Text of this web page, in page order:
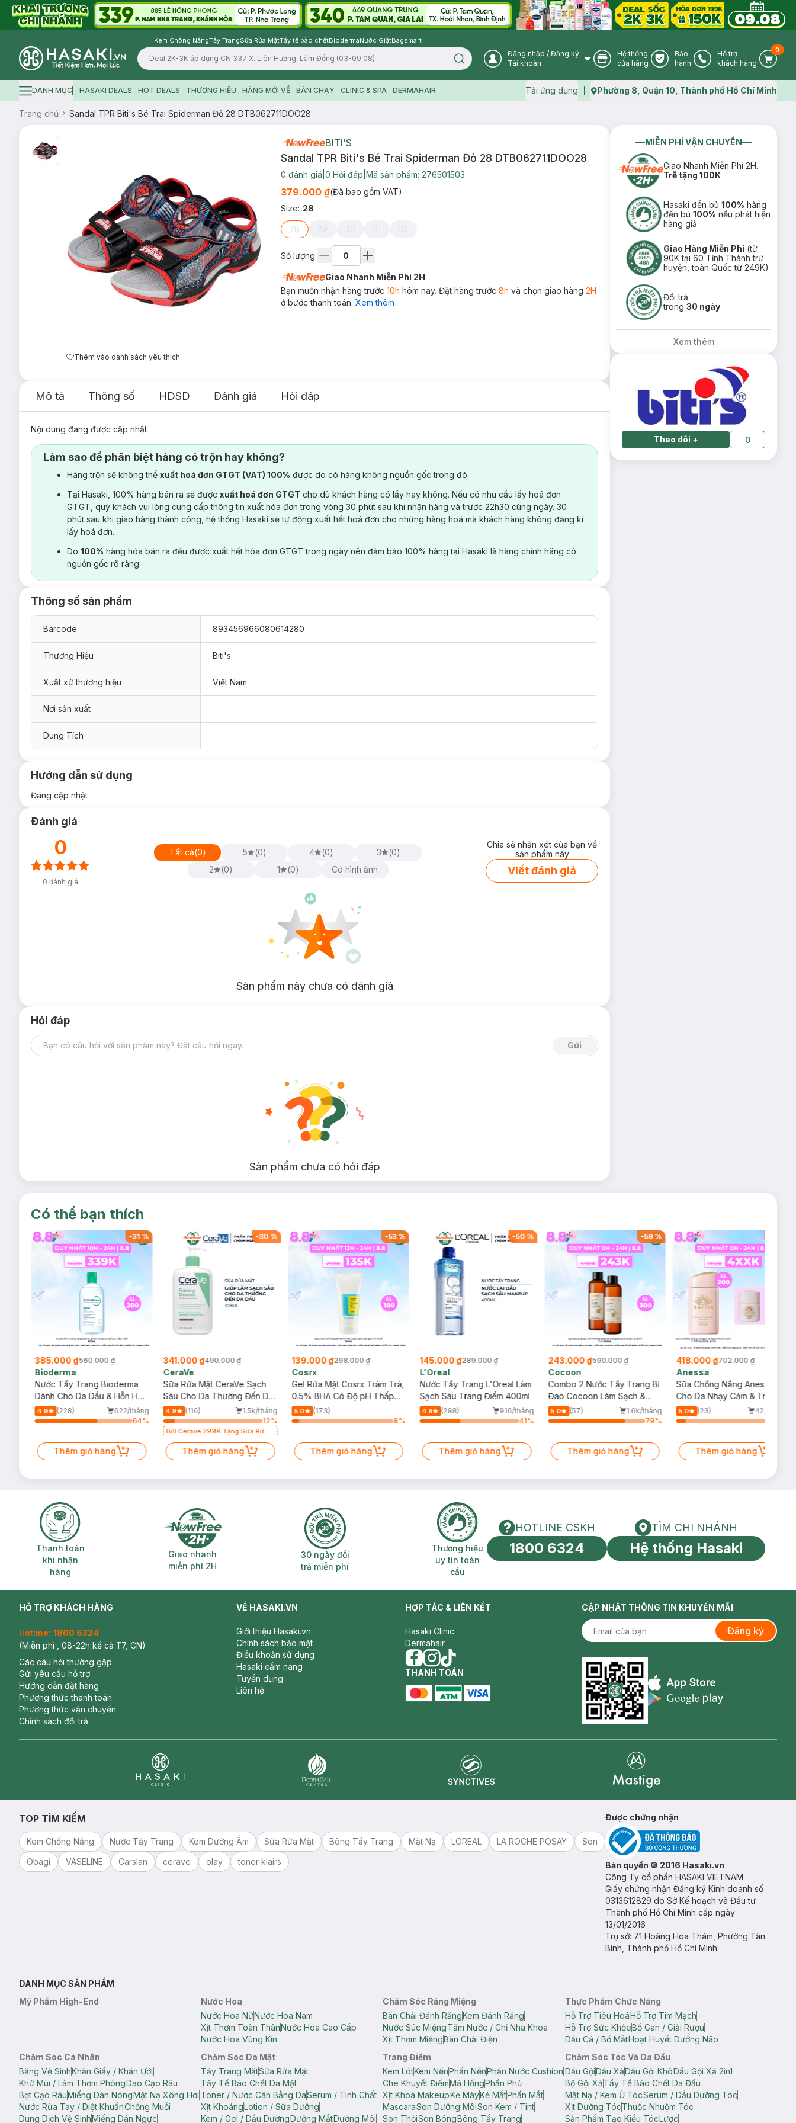
Kem Chống NắngTẩy TrangSữa Rửa MặtTẩy tế bào chếtBiodermaNước GiặtBagsmart
Logo
Search icon User Icon
Đăng nhập / Đăng ký
Tài khoản
Store Icon
Hệ thống
cửa hàng
Warranty Icon
Bảo
hành
Phone Icon
Hỗ trợ
khách hàng
Cart
0
Hamburger icon
DANH MỤC HASAKI DEALS HOT DEALS THƯƠNG HIỆU HÀNG MỚI VỀ BÁN CHẠY CLINIC & SPA DERMAHAIR Tải ứng dụng Map icon
Phường 8, Quận 10, Thành phố Hồ Chí Minh
Trang chủ Sandal TPR Biti's Bé Trai Spiderman Đỏ 28 DTB062711DOO28
Thêm vào danh sách yêu thích
BITI'S
Sandal TPR Biti's Bé Trai Spiderman Đỏ 28 DTB062711DOO28
0 đánh giá 0 Hỏi đáp Mã sản phẩm: 276501503
379.000 ₫(Đã bao gồm VAT)
Size: 28
28 29 30 31 32
Số lượng:
Giao Nhanh Miễn Phí 2H
Bạn muốn nhận hàng trước 10h hôm nay. Đặt hàng trước 8h và chọn giao hàng 2H
ở bước thanh toán. Xem thêm
Mô tả Thông số HDSD Đánh giá Hỏi đáp
Nội dung đang được cập nhật
Làm sao để phân biệt hàng có trộn hay không?
Hàng trộn sẽ không thể xuất hoá đơn GTGT (VAT) 100% được do có hàng không nguồn gốc trong đó.
Tại Hasaki, 100% hàng bán ra sẽ được xuất hoá đơn GTGT cho dù khách hàng có lấy hay không. Nếu có nhu cầu lấy hoá đơn
GTGT, quý khách vui lòng cung cấp thông tin xuất hóa đơn trong vòng 30 phút sau khi nhận hàng và trước 22h30 cùng ngày. 30
phút sau khi giao hàng thành công, hệ thống Hasaki sẽ tự động xuất hết hoá đơn cho những hàng hoá mà khách hàng không đăng kí
lấy hoá đơn.
Do 100% hàng hóa bán ra đều được xuất hết hóa đơn GTGT trong ngày nên đảm bảo 100% hàng tại Hasaki là hàng chính hãng có
nguồn gốc rõ ràng.
Thông số sản phẩm
Barcode 893456966080614280
Thương Hiệu Biti's
Xuất xứ thương hiệu Việt Nam
Nơi sản xuất
Dung Tích
Hướng dẫn sử dụng
Đang cập nhật
Đánh giá
0
0 đánh giá
Tất cả(0) 5 (0) 4 (0) 3 (0)
2
(0) 1 (0) Có hình ảnh
Chia sẻ nhận xét của bạn về
sản phẩm này
Viết đánh giá
Sản phẩm này chưa có đánh giá
Hỏi đáp
Gửi
Sản phẩm chưa có hỏi đáp
MIỄN PHÍ VẬN CHUYỂN
Giao Nhanh Miễn Phí 2H.
Trễ tặng 100K
Hasaki đền bù100% hãng
đền bù100% nếu phát hiện
hàng giả
Giao Hàng Miễn Phí (từ
90K tại 60 Tỉnh Thành trừ
huyện, toàn Quốc từ 249K)
Đổi trả
trong30 ngày
Xem thêm
Theo dõi + 0
Có thể bạn thích
-31 %
385.000 ₫560.000 ₫
Bioderma
Nước Tẩy Trang Bioderma
Dành Cho Da Dầu & Hỗn Hợp
500ml
4.9 (228)
622/tháng
64%
Thêm giỏ hàng
-30 %
341.000 ₫490.000 ₫
CeraVe
Sữa Rửa Mặt CeraVe Sạch
Sâu Cho Da Thường Đến Da
Dầu 473ml
4.9 (116)
1.5k/tháng
12%
Bill Cerave 299K Tặng Sữa Rửa
Mặt Cerave 30ml (SL có hạn)
Thêm giỏ hàng
-53%
139.000 ₫298.000 ₫
Cosrx
Gel Rửa Mặt Cosrx Tràm Trà,
0.5% BHA Có Độ pH Thấp
150ml
5.0
(173)
8%
Thêm giỏ hàng
-50 %
145.000 ₫289.000 ₫
L'Oreal
Nước Tẩy Trang L'Oreal Làm
Sạch Sâu Trang Điểm 400ml
4.8 (298)
916/tháng
41%
Thêm giỏ hàng
-59%
243.000 ₫590.000 ₫
Cocoon
Combo 2 Nước Tẩy Trang Bí
Đao Cocoon Làm Sạch &
Giảm Dầu 500ml
5.0 (57)
1.6k/tháng
79%
Thêm giỏ hàng
418.000 ₫702.000 ₫
Anessa
Sữa Chống Nắng Anessa
Cho Da Nhạy Cảm & Trẻ Em
60ml (Mới)
5.0 (23)
423/tháng
Thêm giỏ hàng
Thanh toán khi nhận hàng
Thanh toán
khi nhận
hàng
Giao nhanh miễn phí 2H
Giao nhanh
miễn phí 2H
30 ngày đổi trả miễn phí
30 ngày đổi
trả miễn phí
Thương hiệu uy tín toàn cầu
Thương hiệu
uy tín toàn
cầu
HOTLINE CSKH
HOTLINE CSKH
1800 6324
Tìm chi nhánh
TÌM CHI NHÁNH
Hệ thống Hasaki
HỖ TRỢ KHÁCH HÀNG
Hotline: 1800 6324
(Miễn phí , 08-22h kể cả T7, CN)
Các câu hỏi thường gặp
Gửi yêu cầu hỗ trợ
Hướng dẫn đặt hàng
Phương thức thanh toán
Phương thức vận chuyển
Chính sách đổi trả
VỀ HASAKI.VN
Giới thiệu Hasaki.vn
Chính sách bảo mật
Điều khoản sử dụng
Hasaki cẩm nang
Tuyển dụng
Liên hệ
HỢP TÁC & LIÊN KẾT
Hasaki Clinic
Dermahair
facebook
instagram
tiktok
THANH TOÁN
CẬP NHẬT THÔNG TIN KHUYẾN MÃI
Đăng ký
Appstore icon
TOP TÌM KIẾM
Kem Chống Nắng Nước Tẩy Trang Kem Dưỡng Ẩm Sữa Rửa Mặt Bông Tẩy Trang Mặt Nạ LOREAL LA ROCHE POSAY
Son
Obagi
VASELINE Carslan cerave olay toner klairs
Được chứng nhận
Bản quyền © 2016 Hasaki.vn
Công Ty cổ phần HASAKI VIETNAM
Giấy chứng nhận Đăng ký Kinh doanh số
0313612829 do Sở Kế hoạch và Đầu tư
Thành phố Hồ Chí Minh cấp ngày
13/01/2016
Trụ sở: 71 Hoàng Hoa Thám, Phường Tân
Bình, Thành phố Hồ Chí Minh
DANH MỤC SẢN PHẨM
Mỹ Phẩm High-End
Nước Hoa
Nước Hoa NữNước Hoa Nam
Xịt Thơm Toàn ThânNước Hoa Cao Cấp
Nước Hoa Vùng Kín
Chăm Sóc Răng Miệng
Bàn Chải Đánh RăngKem Đánh Răng
Nước Súc MiệngTăm Nước / Chỉ Nha Khoa
Xịt Thơm MiệngBàn Chải Điện
Thực Phẩm Chức Năng
Hỗ Trợ Tiêu HoáHỗ Trợ Tim Mạch
Hỗ Trợ Sức KhỏeBổ Gan / Giải Rượu
Dầu Cá / Bổ MắtHoạt Huyết Dưỡng Não
Chăm Sóc Cá Nhân
Băng Vệ SinhKhăn Giấy / Khăn Ướt
Khử Mùi / Làm Thơm PhòngDao Cạo Râu
Bọt Cạo RâuMiếng Dán NóngMặt Nạ Xông Hơi
Nước Rửa Tay / Diệt KhuẩnChống Muỗi
Dung Dịch Vệ SinhMiếng Dán Ngực
Chăm Sóc Da Mặt
Tẩy Trang MặtSữa Rửa Mặt
Tẩy Tế Bào Chết Da Mặt
Toner / Nước Cân Bằng DaSerum / Tinh Chất
Xịt KhoángLotion / Sữa Dưỡng
Kem / Gel / Dầu DưỡngDưỡng MắtDưỡng Môi
Trang Điểm
Kem LótKem NềnPhấn NềnPhấn Nước Cushion
Che Khuyết ĐiểmMá HồngPhấn Phủ
Xịt Khoá MakeupKẻ MàyKẻ MắtPhấn Mắt
MascaraSon Dưỡng MôiSon Kem / Tint
Son ThỏiSon BóngBông Tẩy Trang
Chăm Sóc Tóc Và Da Đầu
Dầu GộiDầu XảDầu Gội KhôDầu Gội Xả 2in1
Bộ Gội XảTẩy Tế Bào Chết Da Đầu
Mặt Nạ / Kem Ủ TócSerum / Dầu Dưỡng Tóc
Xịt Dưỡng TócThuốc Nhuộm Tóc
Sản Phẩm Tạo Kiểu TócLược